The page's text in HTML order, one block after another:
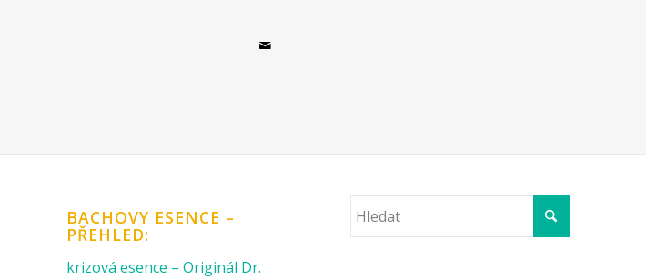
BACHOVY ESENCE –
PŘEHLED:
krizová esence – Originál Dr.